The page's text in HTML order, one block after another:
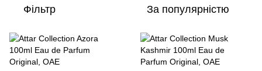
Фільтр За популярністю